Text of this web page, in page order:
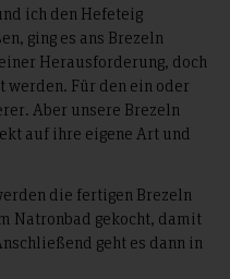
ich den Hefeteig
ging es ans Brezeln
Herausforderung, doch
werden. Für den ein oder
Aber unsere Brezeln
auf ihre eigene Art und
die fertigen Brezeln
Natronbad gekocht, damit
geht es dann in